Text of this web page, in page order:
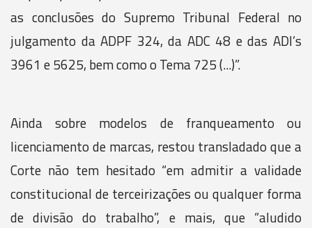
as conclusões do Supremo Tribunal Federal no
julgamento da ADPF 324, da ADC 48 e das ADI’s
3961 e 5625, bem como o Tema 725 (...)”.
Ainda sobre modelos de franqueamento ou
licenciamento de marcas, restou transladado que a
Corte não tem hesitado “em admitir a validade
constitucional de terceirizações ou qualquer forma
de divisão do trabalho”, e mais, que “aludido